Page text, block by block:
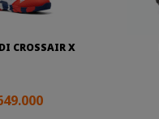
CROSSAIR X